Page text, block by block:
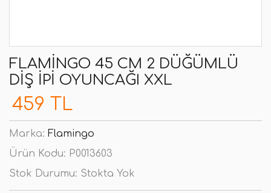
FLAMINGO 45 CM 2 DÜĞÜMLÜ
DIŞ İPI OYUNCAĞI XXL
459 TL
Marka: Flamingo
Ürün Kodu: P0013603
Stok Durumu: Stokta Yok